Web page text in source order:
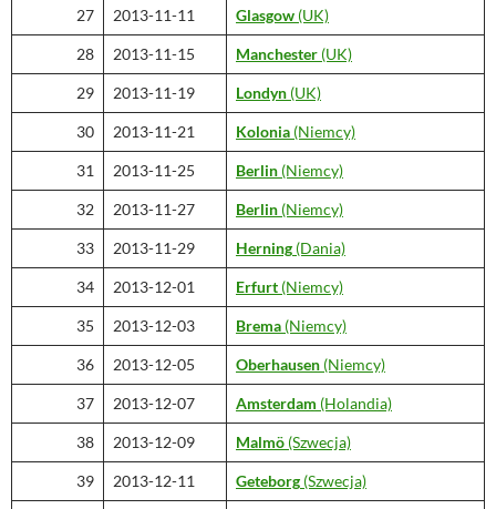
27 2013-11-11 Glasgow (UK)
28 2013-11-15 Manchester (UK)
29 2013-11-19 Londyn (UK)
30 2013-11-21 Kolonia (Niemcy)
31 2013-11-25 Berlin (Niemcy)
32 2013-11-27 Berlin (Niemcy)
33 2013-11-29 Herning (Dania)
34 2013-12-01 Erfurt (Niemcy)
35 2013-12-03 Brema (Niemcy)
36 2013-12-05 Oberhausen (Niemcy)
37 2013-12-07 Amsterdam (Holandia)
38 2013-12-09 Malmö (Szwecja)
39 2013-12-11 Geteborg (Szwecja)